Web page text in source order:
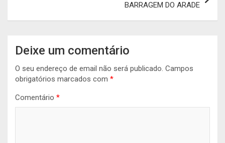
BARRAGEM DO ARADE
Deixe um comentário
O seu endereço de email não será publicado. Campos
obrigatórios marcados com *
Comentário *